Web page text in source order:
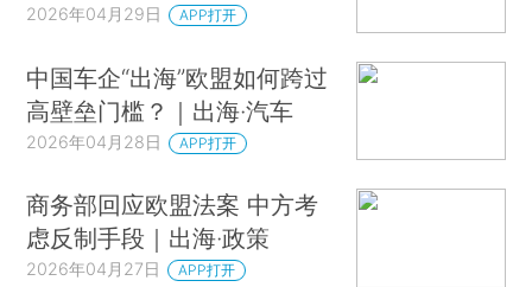
2026年04月29日 APP打开
中国车企“出海”欧盟如何跨过
高壁垒门槛？｜出海·汽车
2026年04月28日 APP打开
商务部回应欧盟法案 中方考
虑反制手段｜出海·政策
2026年04月27日 APP打开